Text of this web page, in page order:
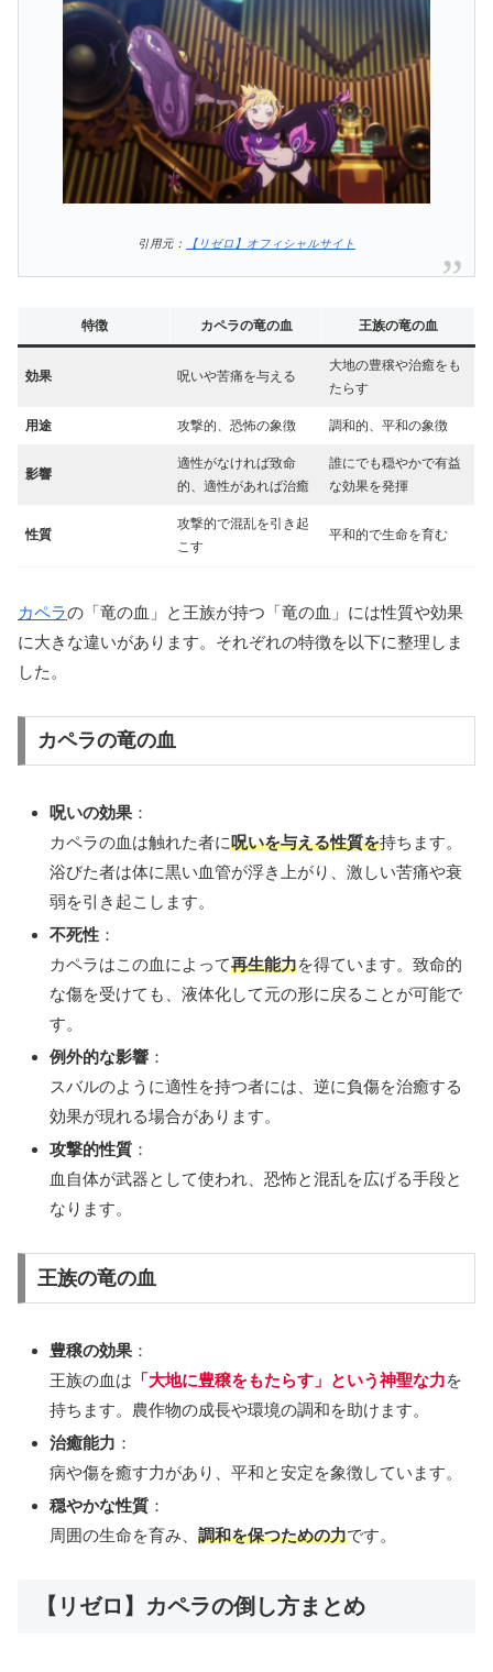
引用元： 【リゼロ】オフィシャルサイト
特徴 カペラの竜の血 王族の竜の血
効果 呪いや苦痛を与える
大地の豊穣や治癒をも
たらす
用途 攻撃的、恐怖の象徴 調和的、平和の象徴
影響
適性がなければ致命
的、適性があれば治癒
誰にでも穏やかで有益
な効果を発揮
性質
攻撃的で混乱を引き起
こす
平和的で生命を育む
カペラの「竜の血」と王族が持つ「竜の血」には性質や効果
に大きな違いがあります。それぞれの特徴を以下に整理しま
した。
カペラの竜の血
呪いの効果 ：
カペラの血は触れた者に呪いを与える性質を持ちます。
浴びた者は体に黒い血管が浮き上がり、激しい苦痛や衰
弱を引き起こします。
不死性 ：
カペラはこの血によって再生能力を得ています。致命的
な傷を受けても、液体化して元の形に戻ることが可能で
す。
例外的な影響 ：
スバルのように適性を持つ者には、逆に負傷を治癒する
効果が現れる場合があります。
攻撃的性質 ：
血自体が武器として使われ、恐怖と混乱を広げる手段と
なります。
王族の竜の血
豊穣の効果 ：
王族の血は 「大地に豊穣をもたらす」という神聖な力を
持ちます。農作物の成長や環境の調和を助けます。
治癒能力 ：
病や傷を癒す力があり、平和と安定を象徴しています。
穏やかな性質 ：
周囲の生命を育み、 調和を保つための力です。
【リゼロ】カペラの倒し方まとめ